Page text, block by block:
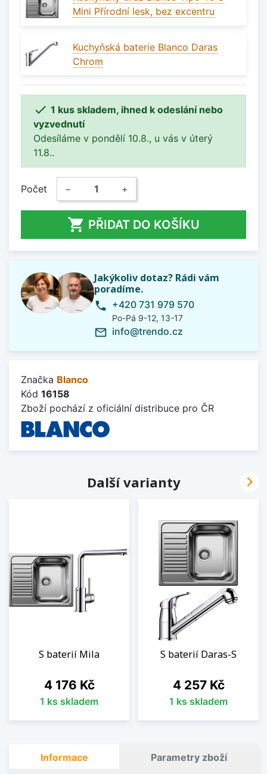
Mini Přírodní lesk, bez excentru
Kuchyňská baterie Blanco Daras
Chrom
 1 kus skladem, ihned k odeslání nebo
vyzvednutí
Odesíláme v pondělí 10.8., u vás v úterý
11.8..
Počet − +
 PŘIDAT DO KOŠÍKU
Jakýkoliv dotaz? Rádi vám
poradíme.
phone +420 731 979 570
Po-Pá 9-12, 13-17
mail_outline info@trendo.cz
Značka Blanco
Kód 16158
Zboží pochází z oficiální distribuce pro ČR
Další varianty
S baterií Mila
Cena
4 176 Kč
1 ks skladem
S baterií Daras-S
Cena
4 257 Kč
1 ks skladem

Informace Parametry zboží